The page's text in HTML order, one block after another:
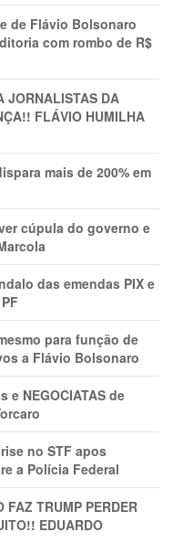
de Flávio Bolsonaro
com rombo de R$
JORNALISTAS DA
FLÁVIO HUMILHA
mais de 200% em
cúpula do governo e
das emendas PIX e
para função de
a Flávio Bolsonaro
e NEGOCIATAS de
no STF apos
a Polícia Federal
FAZ TRUMP PERDER
EDUARDO